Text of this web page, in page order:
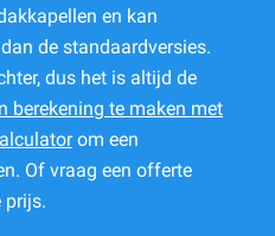
en kan
de standaardversies.
dus het is altijd de
berekening te maken met
om een
Of vraag een offerte
prijs.